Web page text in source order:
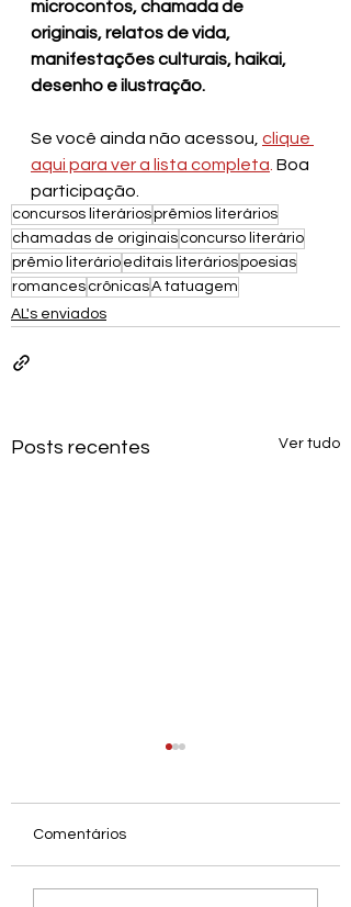
microcontos, chamada de
originais, relatos de vida,
manifestações culturais, haikai,
desenho e ilustração.
Se você ainda não acessou, clique
aqui para ver a lista completa Boa
participação.
concursos literáriosprêmios literários
chamadas de originais concurso literário
prêmio literário editais literáriospoesias
romances crônicasA tatuagem
AL's enviados
Posts recentes Ver tudo
Comentários